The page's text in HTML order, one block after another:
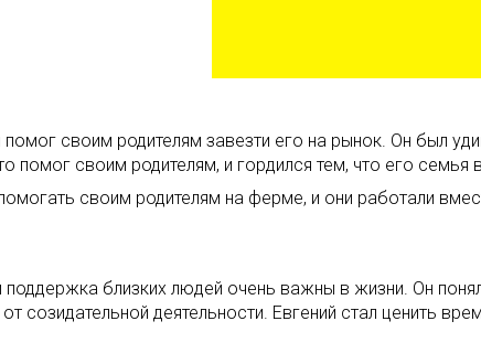
своим родителям завезти его на рынок. Он был
помог своим родителям, и гордился тем, что его
своим родителям на ферме, и они работали
близких людей очень важны в жизни. Он
созидательной деятельности. Евгений стал ценить